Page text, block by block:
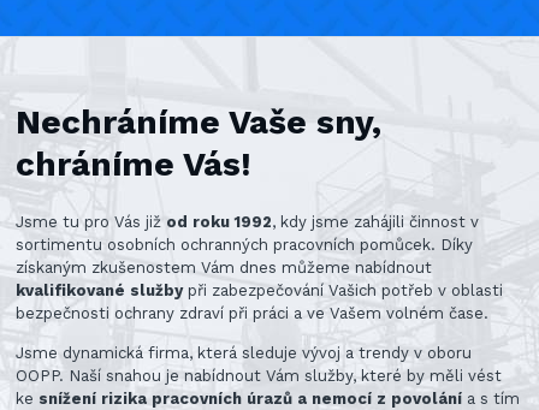
Nechráníme Vaše sny,
chráníme Vás!
Jsme tu pro Vás již od roku 1992, kdy jsme zahájili činnost v
sortimentu osobních ochranných pracovních pomůcek. Díky
získaným zkušenostem Vám dnes můžeme nabídnout
kvalifikované službypři zabezpečování Vašich potřeb v oblasti
bezpečnosti ochrany zdraví při práci a ve Vašem volném čase.
Jsme dynamická firma, která sleduje vývoj a trendy v oboru
OOPP. Naší snahou je nabídnout Vám služby, které by měli vést
ke snížení rizika pracovních úrazů a nemocí z povolání a s tím